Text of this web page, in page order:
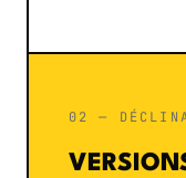
02 —